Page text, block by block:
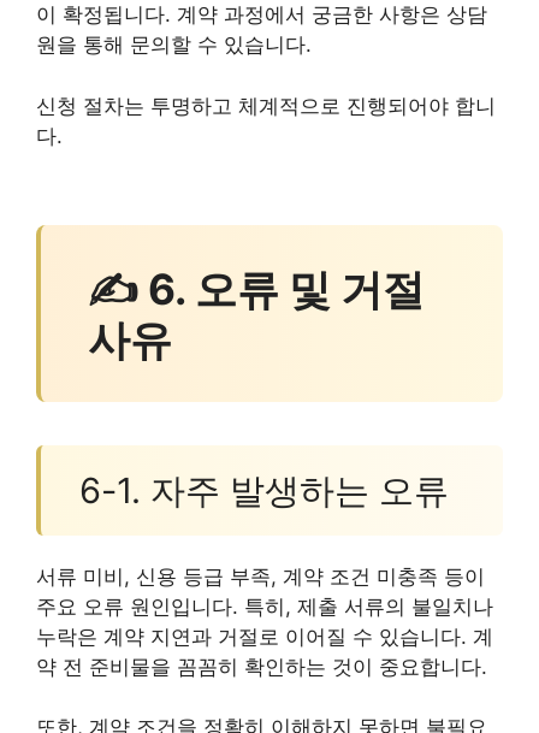
이 확정됩니다. 계약 과정에서 궁금한 사항은 상담
원을 통해 문의할 수 있습니다.
신청 절차는 투명하고 체계적으로 진행되어야 합니
다.
✍ 6. 오류 및 거절
사유
6-1. 자주 발생하는 오류
서류 미비, 신용 등급 부족, 계약 조건 미충족 등이
주요 오류 원인입니다. 특히, 제출 서류의 불일치나
누락은 계약 지연과 거절로 이어질 수 있습니다. 계
약 전 준비물을 꼼꼼히 확인하는 것이 중요합니다.
또한, 계약 조건을 정확히 이해하지 못하면 불필요